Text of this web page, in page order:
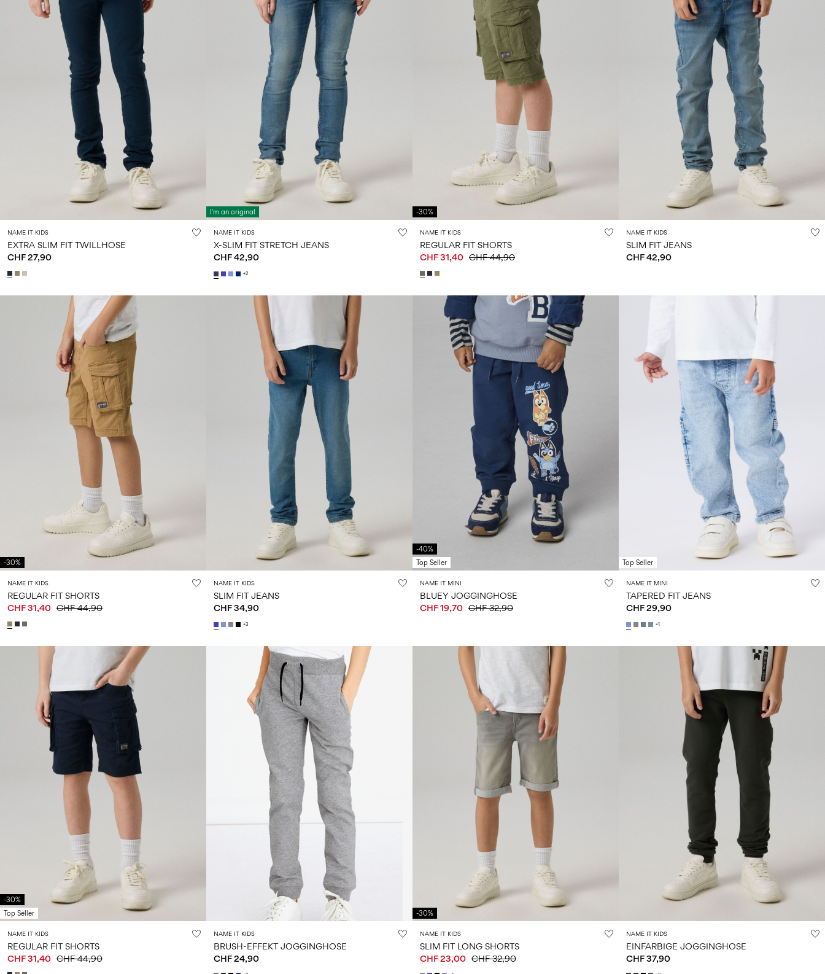
NAME IT KIDS
EXTRA SLIM FIT TWILLHOSE
CHF 27,90
I'm an original
NAME IT KIDS
X-SLIM FIT STRETCH JEANS
CHF 42,90
+2
-30%
NAME IT KIDS
REGULAR FIT SHORTS
CHF 31,40 CHF 44,90
NAME IT KIDS
SLIM FIT JEANS
CHF 42,90
-30%
NAME IT KIDS
REGULAR FIT SHORTS
CHF 31,40 CHF 44,90
NAME IT KIDS
SLIM FIT JEANS
CHF 34,90
+3
-40%
Top Seller
NAME IT MINI
BLUEY JOGGINGHOSE
CHF 19,70 CHF 32,90
Top Seller
NAME IT MINI
TAPERED FIT JEANS
CHF 29,90
+1
-30%
Top Seller
NAME IT KIDS
REGULAR FIT SHORTS
CHF 31,40 CHF 44,90
NAME IT KIDS
BRUSH-EFFEKT JOGGINGHOSE
CHF 24,90
-30%
NAME IT KIDS
SLIM FIT LONG SHORTS
CHF 23,00 CHF 32,90
NAME IT KIDS
EINFARBIGE JOGGINGHOSE
CHF 37,90